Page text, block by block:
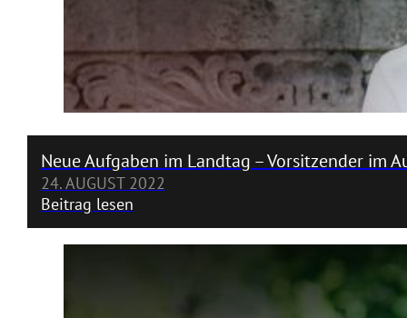
Neue Aufgaben im Landtag – Vorsitzender im
24. AUGUST 2022
Beitrag lesen